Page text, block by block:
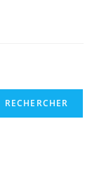
RECHERCHER